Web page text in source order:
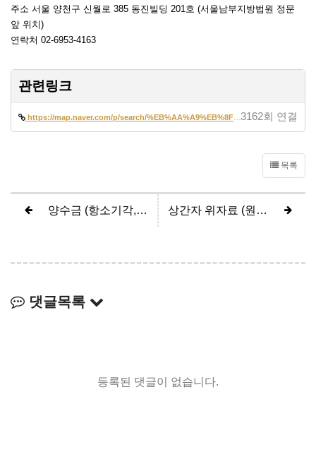
주소 서울 양천구 신월로 385 동진빌딩 201호 (서울남부지방법원 정문
앞 위치)
연락처 02-6953-4163
관련링크
https://map.naver.com/p/search/%EB%AA%A9%EB%8F%99%EB%B3%80%ED%98%B8%EC… 3162회 연결
목록
양수금 (항소기각, 피고 전부승소) 상간자 위자료 (원고 2200만원 인정)
댓글목록
등록된 댓글이 없습니다.